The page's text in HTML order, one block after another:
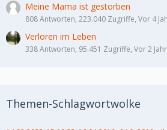
Meine Mama ist gestorben
808 Antworten, 223.040 Zugriffe, Vor 4
Verloren im Leben
338 Antworten, 95.451 Zugriffe, Vor 2
Themen-Schlagwortwolke